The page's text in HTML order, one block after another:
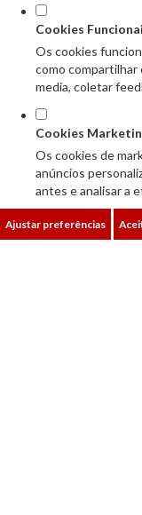
Cookies
Os cookies
como compartilhar
media, coletar
Cookies
Os cookies de
anúncios
antes e analisar a
Ajustar preferências